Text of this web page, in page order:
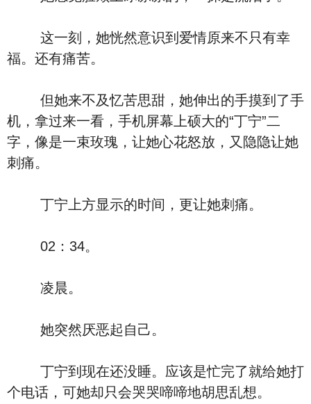
这一刻，她恍然意识到爱情原来不只有幸
福。还有痛苦。
但她来不及忆苦思甜，她伸出的手摸到了手
机，拿过来一看，手机屏幕上硕大的“丁宁”二
字，像是一束玫瑰，让她心花怒放，又隐隐让她
刺痛。
丁宁上方显示的时间，更让她刺痛。
02：34。
凌晨。
她突然厌恶起自己。
丁宁到现在还没睡。应该是忙完了就给她打
个电话，可她却只会哭哭啼啼地胡思乱想。